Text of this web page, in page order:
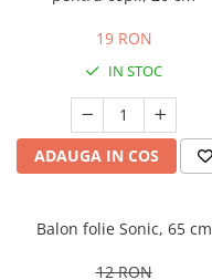
19 RON
IN STOC
ADAUGA IN COS
Balon folie Sonic, 65 cm
12 RON